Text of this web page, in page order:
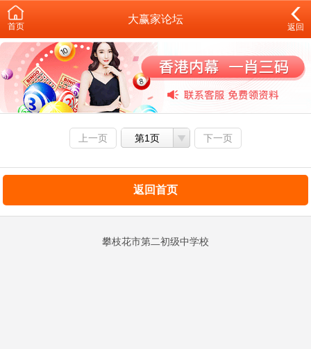
首页
大赢家论坛
返回
上一页 第1页 下一页
返回首页
攀枝花市第二初级中学校